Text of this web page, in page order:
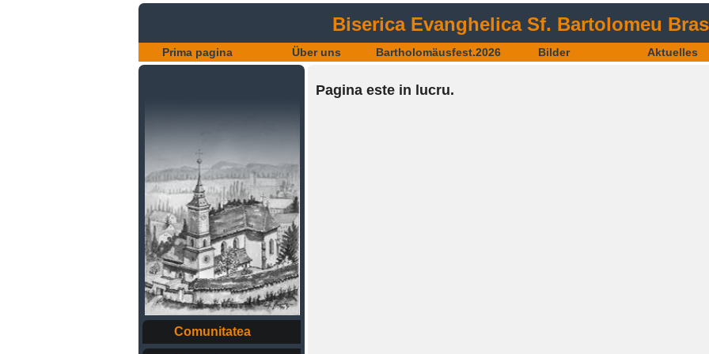
Biserica Evanghelica Sf. Bartolomeu
Prima pagina Über uns Bartholomäusfest.2026 Bilder Aktuelles
Comunitatea
Pagina este in lucru.